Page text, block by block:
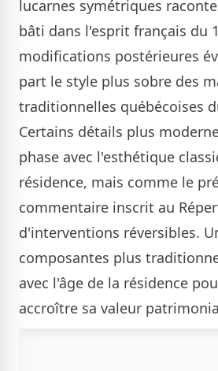
lucarnes symétriques
bâti dans l'esprit français du
modifications postérieures
part le style plus sobre des
traditionnelles québécoises
Certains détails plus
phase avec l'esthétique
résidence, mais comme le
commentaire inscrit au
d'interventions réversibles.
composantes plus
avec l'âge de la résidence
accroître sa valeur